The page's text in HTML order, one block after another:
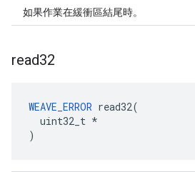
如果作業在緩衝區結尾時。
read32
WEAVE_ERROR read32(
  uint32_t *
)